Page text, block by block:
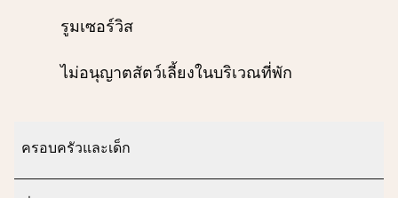
รูมเซอร์วิส
ไม่อนุญาตสัตว์เลี้ยงในบริเวณที่พัก
ครอบครัวและเด็ก